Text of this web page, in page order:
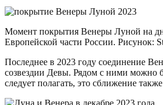
Момент покрытия Венеры Луной на
Европейской части России. Рисунок:
Последнее в 2023 году соединение
созвездии Девы. Рядом с ними можно
следует полагать, это сближение